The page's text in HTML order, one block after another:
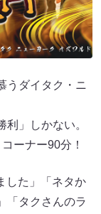
うダイタク・ニ
」しかない。
ーナー90分！
した」「ネタか
「タクさんのラ